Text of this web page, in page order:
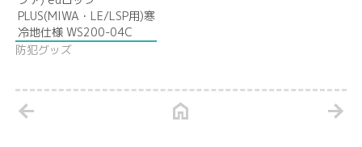
PLUS(MIWA・LE/LSP用)寒
冷地仕様 WS200-04C
防犯グッズ
arrow_back home arrow_forward